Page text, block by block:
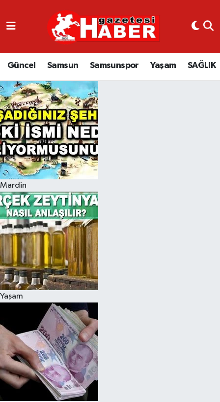
Güncel Samsun Samsunspor Yaşam SAĞLIK
Mardin
Yaşam
GÜNCEL
SAMSUN
SAMSUNSPOR
EKONOMİ
YAŞAM